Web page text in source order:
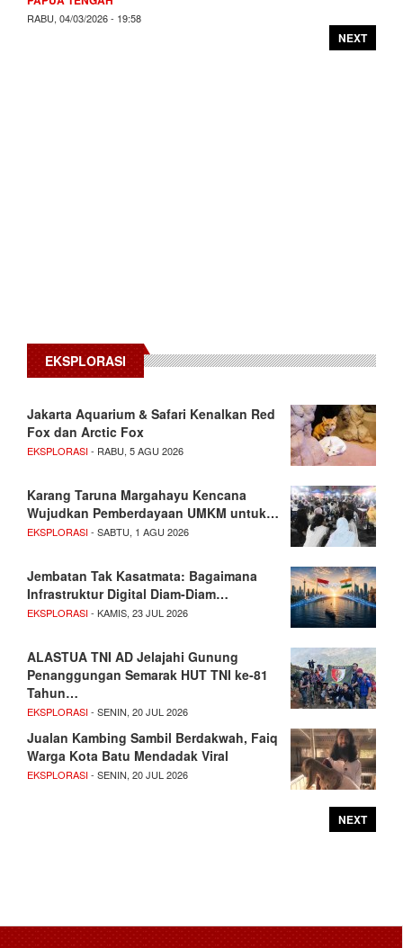
RABU, 04/03/2026 - 19:58
NEXT
EKSPLORASI
Jakarta Aquarium & Safari Kenalkan Red
Fox dan Arctic Fox
EKSPLORASI- RABU, 5 AGU 2026
Karang Taruna Margahayu Kencana
Wujudkan Pemberdayaan UMKM untuk…
EKSPLORASI- SABTU, 1 AGU 2026
Jembatan Tak Kasatmata: Bagaimana
Infrastruktur Digital Diam-Diam…
EKSPLORASI- KAMIS, 23 JUL 2026
ALASTUA TNI AD Jelajahi Gunung
Penanggungan Semarak HUT TNI ke-81
Tahun…
EKSPLORASI- SENIN, 20 JUL 2026
Jualan Kambing Sambil Berdakwah, Faiq
Warga Kota Batu Mendadak Viral
EKSPLORASI- SENIN, 20 JUL 2026
NEXT